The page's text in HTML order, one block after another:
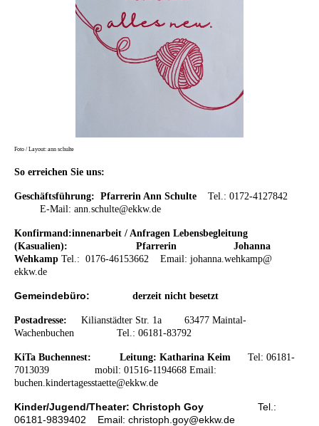
Foto / Layout: ann schulte
So erreichen Sie uns:
Geschäftsführung: Pfarrerin Ann Schulte Tel.: 0172-4127842
E-Mail: ann.schulte@ekkw.de
Konfirmand:innenarbeit / Anfragen Lebensbegleitung
(Kasualien): Pfarrerin Johanna
Wehkamp Tel.: 0176-46153662 Email: johanna.wehkamp@
ekkw.de
Gemeindebüro: derzeit nicht besetzt
Postadresse: Kilianstädter Str. 1a 63477 Maintal-
Wachenbuchen Tel.: 06181-83792
KiTa Buchennest: Leitung: Katharina Keim Tel: 06181-
7013039 mobil: 01516-1194668 Email:
buchen.kindertagesstaette@ekkw.de
Kinder/Jugend/Theater: Christoph Goy Tel.:
06181-9839402 Email: christoph.goy@ekkw.de